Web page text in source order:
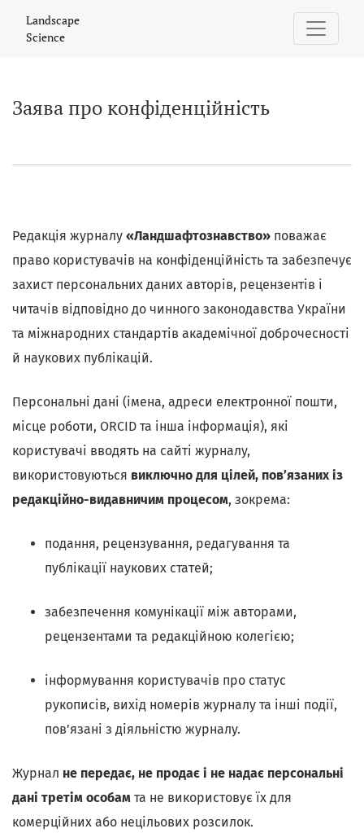
Landscape
Science
Заява про конфіденційність
Редакція журналу «Ландшафтознавство» поважає
право користувачів на конфіденційність та забезпечує
захист персональних даних авторів, рецензентів і
читачів відповідно до чинного законодавства України
та міжнародних стандартів академічної доброчесності
й наукових публікацій.
Персональні дані (імена, адреси електронної пошти,
місце роботи, ORCID та інша інформація), які
користувачі вводять на сайті журналу,
використовуються виключно для цілей, пов’язаних із
редакційно-видавничим процесом, зокрема:
подання, рецензування, редагування та
публікації наукових статей;
забезпечення комунікації між авторами,
рецензентами та редакційною колегією;
інформування користувачів про статус
рукописів, вихід номерів журналу та інші події,
пов’язані з діяльністю журналу.
Журнал не передає, не продає і не надає персональні
дані третім особам та не використовує їх для
комерційних або нецільових розсилок.